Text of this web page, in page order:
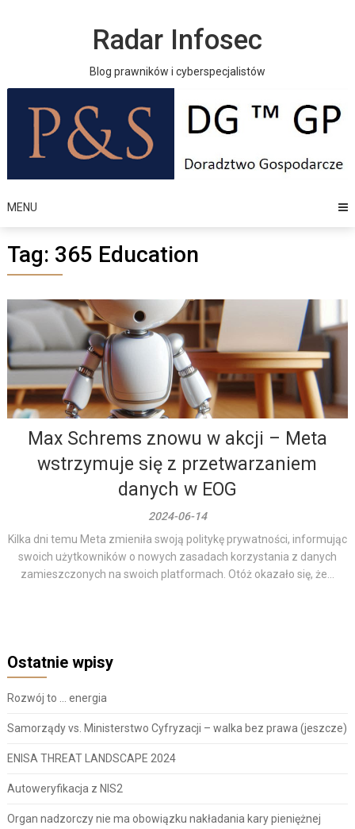
Radar Infosec
Blog prawników i cyberspecjalistów
MENU
Tag: 365 Education
Max Schrems znowu w akcji – Meta
wstrzymuje się z przetwarzaniem
danych w EOG
2024-06-14
Kilka dni temu Meta zmieniła swoją politykę prywatności, informując
swoich użytkowników o nowych zasadach korzystania z danych
zamieszczonych na swoich platformach. Otóż okazało się, że...
Ostatnie wpisy
Rozwój to … energia
Samorządy vs. Ministerstwo Cyfryzacji – walka bez prawa (jeszcze)
ENISA THREAT LANDSCAPE 2024
Autoweryfikacja z NIS2
Organ nadzorczy nie ma obowiązku nakładania kary pieniężnej